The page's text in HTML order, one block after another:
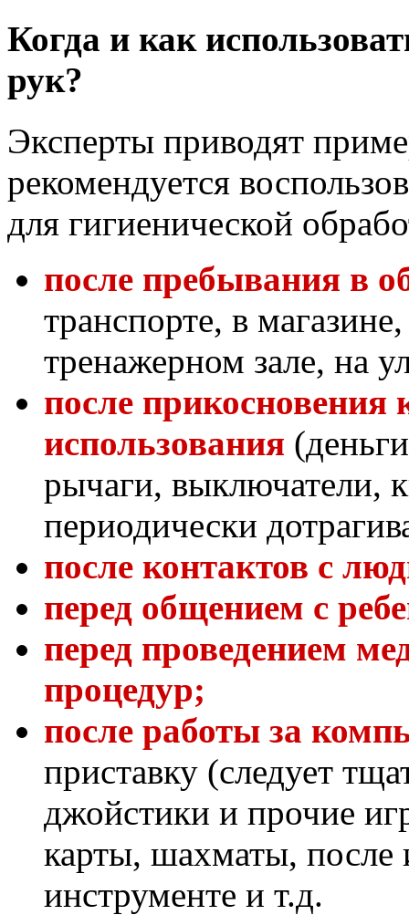
Когда и как
рук?
Эксперты приводят
рекомендуется
для гигиенической
после пребывания в
транспорте, в
тренажерном зале, на
после прикосновения
использования
рычаги, выключатели,
периодически
после контактов с
перед общением с
перед проведением
процедур;
после работы за
приставку (следует
джойстики и прочие
карты, шахматы,
инструменте и т.д.